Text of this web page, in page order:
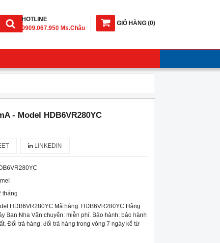
GIỎ HÀNG (0)
HOTLINE
0909.067.950 Ms.Châu
- Model HDB6VR280YC
LINKEDIN
tháng
HDB6VR280YC Mã hàng: HDB6VR280YC Hãng
Ban Nha Vận chuyển: miễn phí. Bảo hành: bảo hành
Đổi trả hàng: đổi trả hàng trong vòng 7 ngày kể từ